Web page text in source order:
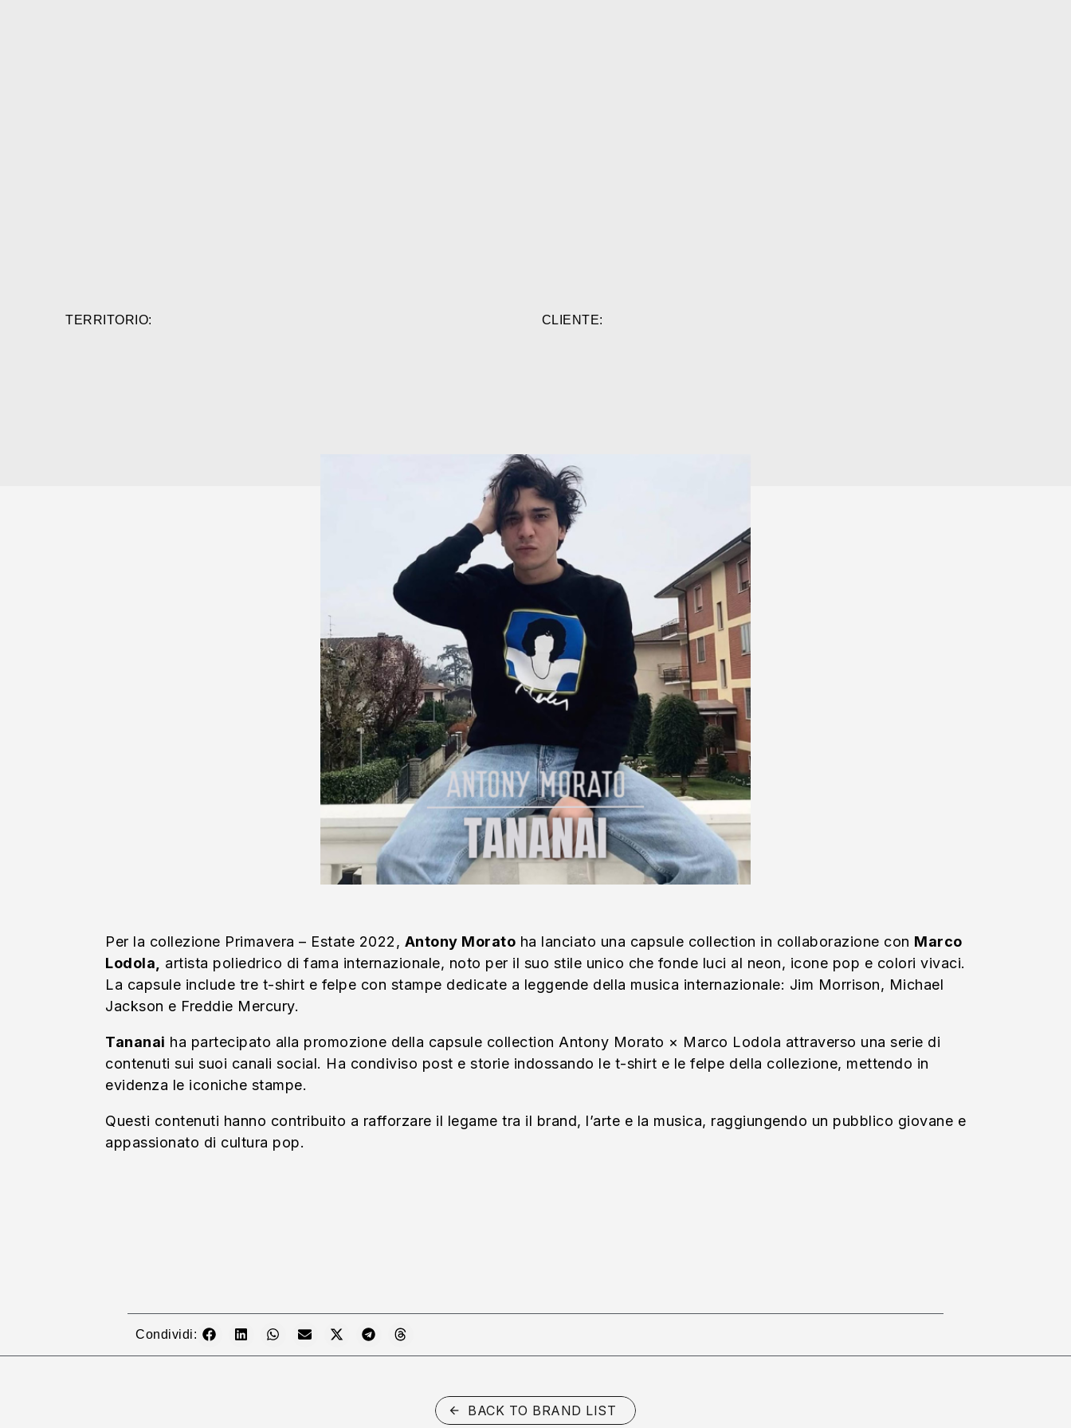
TERRITORIO: CLIENTE:
Per la collezione Primavera – Estate 2022, Antony Morato ha lanciato una capsule collection in collaborazione con Marco
Lodola,
artista poliedrico di fama internazionale, noto per il suo stile unico che fonde luci al neon, icone pop e colori vivaci.
La capsule include tre t-shirt e felpe con stampe dedicate a leggende della musica internazionale: Jim Morrison, Michael
Jackson e Freddie Mercury.
Tananai ha partecipato alla promozione della capsule collection Antony Morato × Marco Lodola attraverso una serie di
contenuti sui suoi canali social. Ha condiviso post e storie indossando le t-shirt e le felpe della collezione, mettendo in
evidenza le iconiche stampe.
Questi contenuti hanno contribuito a rafforzare il legame tra il brand, l’arte e la musica, raggiungendo un pubblico giovane e
appassionato di cultura pop.
Condividi:
BACK TO BRAND LIST